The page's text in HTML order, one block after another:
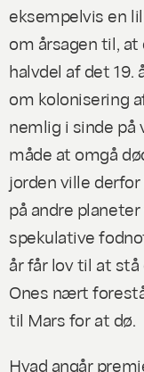
eksempelvis en
om årsagen til,
halvdel af det
om kolonisering
nemlig i sinde på
måde at omgå
jorden ville
på andre
spekulative
år får lov til at
Ones nært
til Mars for at dø.
Hvad angår